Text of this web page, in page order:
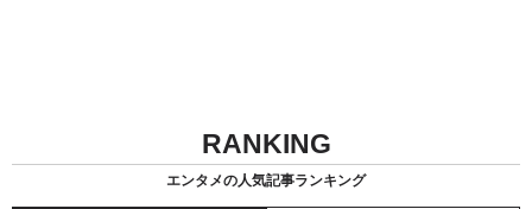
RANKING
エンタメの人気記事ランキング